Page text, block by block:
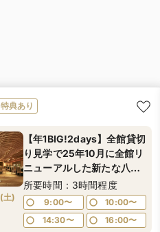
特典あり
(土)
【年1BIG!2days】全館貸切
り見学で25年10月に全館リ
ニューアルした新たな八芳
園を満喫！四季を感じる広
大な日本庭園散策や伝統の
味をお楽しみいただける特
別試食会付お悩み相談フェ
所要時間：3時間程度
9:00〜
10:00〜
14:30〜
16:00〜